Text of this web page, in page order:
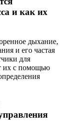
и как их
дыхание,
и его частая
для
их с помощью